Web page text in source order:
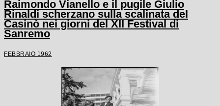
Raimondo Vianello e il pugile Giulio
Rinaldi scherzano sulla scalinata del
Casinò nei giorni del XII Festival di
Sanremo
FEBBRAIO 1962